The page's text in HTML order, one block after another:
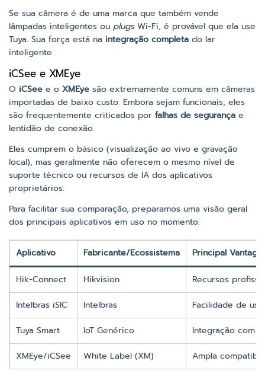
Se sua câmera é de uma marca que também vende
lâmpadas inteligentes ou plugsWi-Fi, é provável que ela use
Tuya. Sua força está na integração completa do lar
inteligente.
iCSee e XMEye
O iCSee e o XMEye são extremamente comuns em câmeras
importadas de baixo custo. Embora sejam funcionais, eles
são frequentemente criticados por falhas de segurança e
lentidão de conexão.
Eles cumprem o básico (visualização ao vivo e gravação
local), mas geralmente não oferecem o mesmo nível de
suporte técnico ou recursos de IA dos aplicativos
proprietários.
Para facilitar sua comparação, preparamos uma visão geral
dos principais aplicativos em uso no momento:
Aplicativo Fabricante/Ecossistema Principal
Hik-Connect Hikvision Recursos
Intelbras iSIC Intelbras Facilidade de
Tuya Smart IoT Genérico Integração com
XMEye/iCSee White Label (XM) Ampla